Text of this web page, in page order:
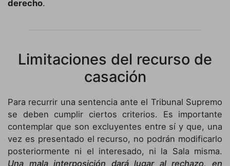
derecho.
Limitaciones del recurso de
casación
Para recurrir una sentencia ante el Tribunal Supremo
se deben cumplir ciertos criterios. Es importante
contemplar que son excluyentes entre sí y que, una
vez es presentado el recurso, no podrán modificarlo
posteriormente ni el interesado, ni la Sala misma.
Una mala interposición dará lugar al rechazo, en